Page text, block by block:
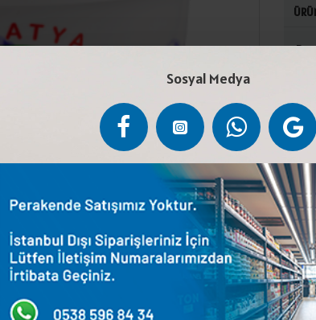
Sosyal Medya